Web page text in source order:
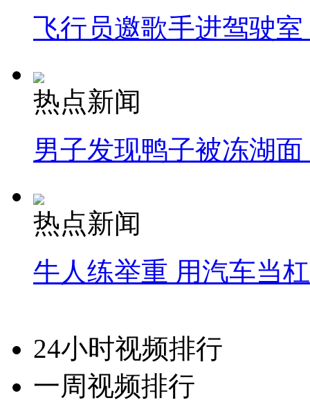
飞行员邀歌手进驾驶
热点新闻
男子发现鸭子被冻湖
热点新闻
牛人练举重 用汽车当
24小时视频排行
一周视频排行